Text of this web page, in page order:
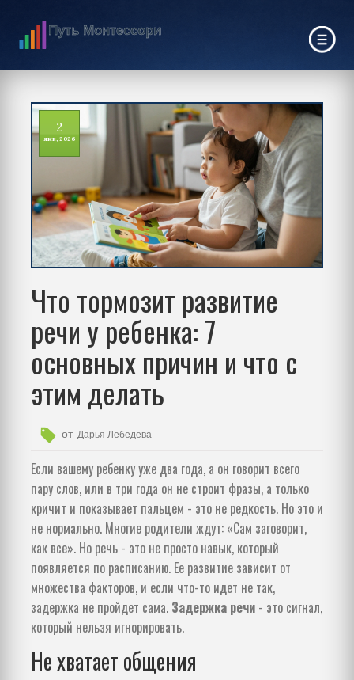
2
янв, 2026
Что тормозит развитие
речи у ребенка: 7
основных причин и что с
этим делать
от Дарья Лебедева
Если вашему ребенку уже два года, а он говорит всего
пару слов, или в три года он не строит фразы, а только
кричит и показывает пальцем - это не редкость. Но это и
не нормально. Многие родители ждут: «Сам заговорит,
как все». Но речь - это не просто навык, который
появляется по расписанию. Ее развитие зависит от
множества факторов, и если что-то идет не так,
задержка не пройдет сама. Задержка речи - это сигнал,
который нельзя игнорировать.
Не хватает общения